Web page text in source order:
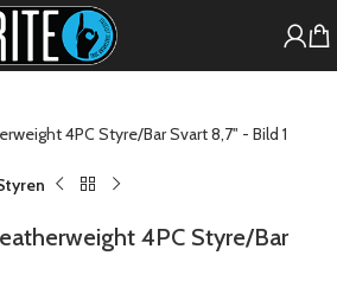
4PC Styre/Bar